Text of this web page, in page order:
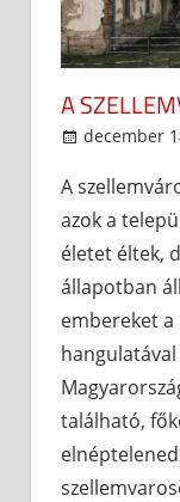
A
december
A
azok a
életet éltek,
állapotban
embereket a
található,